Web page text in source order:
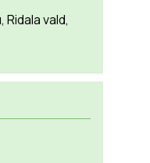
Ridala vald,